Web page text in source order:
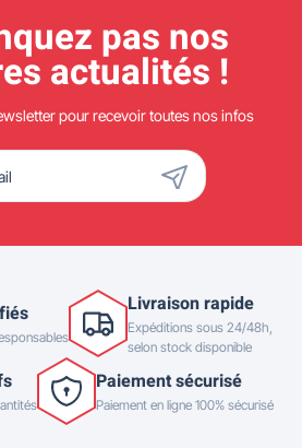
pas nos
actualités !
pour recevoir toutes nos infos
Livraison rapide
Expéditions sous 24/48h,
selon stock disponible
Paiement sécurisé
Paiement en ligne 100% sécurisé